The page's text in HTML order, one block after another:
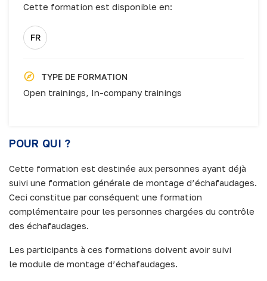
POUR QUI ?
Cette formation est destinée aux personnes ayant déjà
suivi une formation générale de montage d’échafaudages.
Ceci constitue par conséquent une formation
complémentaire pour les personnes chargées du contrôle
des échafaudages.
Les participants à ces formations doivent avoir suivi
le module de montage d’échafaudages.
Cette formation est disponible en:
FR
TYPE DE FORMATION
Open trainings, In-company trainings